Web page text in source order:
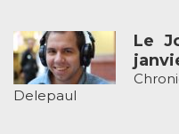
Le
Delepaul